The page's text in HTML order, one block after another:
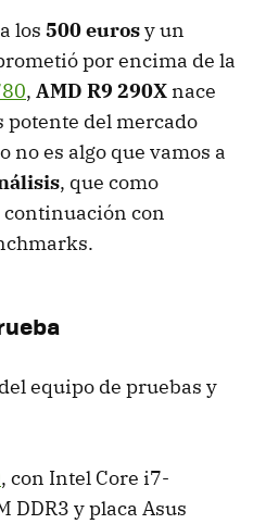
los 500 eurosy un
por encima de la
, AMD R9 290X nace
del mercado
no es algo que vamos a
, que como
con
equipo de pruebas y
, con Intel Core i7-
DDR3 y placa Asus